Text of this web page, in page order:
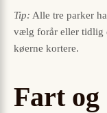
Tip: Alle tre parker
vælg forår eller tidlig
køerne kortere.
Fart og